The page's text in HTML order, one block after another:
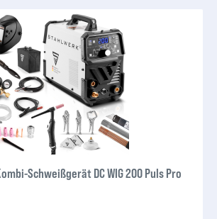
Schweißgerät DC WIG 200 Puls Pro